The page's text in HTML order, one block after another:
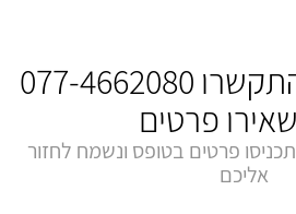
077-4662080
פרטים
פרטים בטופס ונשמח לחזור
אליכם